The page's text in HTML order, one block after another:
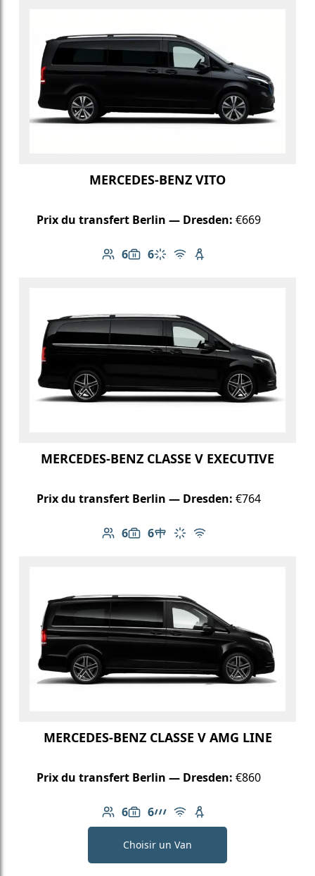
MERCEDES-BENZ VITO
Prix du transfert Berlin — Dresden: €669
6
Nombre de passagers: 6
6
Capacité des bagages: 6
Climatisation
Wi-Fi gratuit
Siège enfant
MERCEDES-BENZ CLASSE V EXECUTIVE
Prix du transfert Berlin — Dresden: €764
6
Nombre de passagers: 6
6
Capacité des bagages: 6
Table dans le véhicule
Climatisation
Wi-Fi gratuit
MERCEDES-BENZ CLASSE V AMG LINE
Prix du transfert Berlin — Dresden: €860
6
Nombre de passagers: 6
6
Capacité des bagages: 6
Ligne AMG
Wi-Fi gratuit
Siège enfant
Choisir un Van